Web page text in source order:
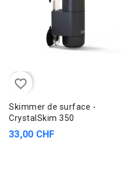
favorite_border
Skimmer de surface -
CrystalSkim 350
33,00 CHF